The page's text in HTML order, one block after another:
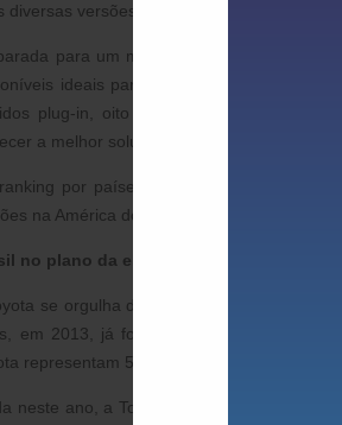
diversas versões com cerca de 2,23
para um mercado eletrificado cada
ideais para cada mercado. Dentre
plug-in, oito são 100% elétricos e
a melhor solução para cada tipo de
por países ou regiões,
na América do Norte, quatro milhões na
no plano da eletrificação
se orgulha de seu pioneirismo e
em 2013, já foram comercializados
representam 56% de todas as vendas
neste ano, a Toyota do Brasil celebra o